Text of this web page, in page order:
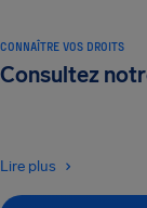
CONNAÎTRE VOS DROITS
Consultez
Lire plus